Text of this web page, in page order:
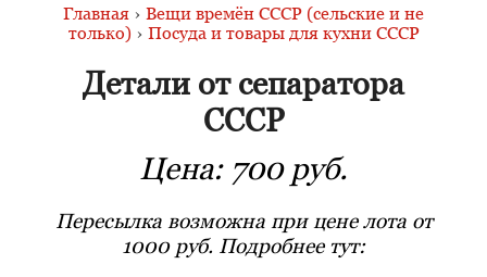
Главная › Вещи времён СССР (сельские и не
только) › Посуда и товары для кухни СССР
Детали от сепаратора
СССР
Цена: 700 руб.
Пересылка возможна при цене лота от
1000 руб. Подробнее тут: